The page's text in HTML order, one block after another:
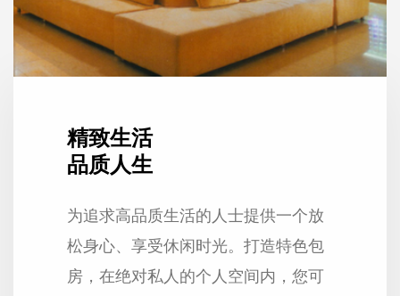
精致生活
品质人生
为追求高品质生活的人士提供一个放
松身心、享受休闲时光。打造特色包
房，在绝对私人的个人空间内，您可